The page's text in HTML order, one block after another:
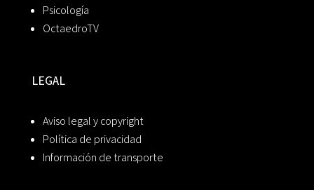
Psicología
OctaedroTV
LEGAL
Aviso legal y copyright
Política de privacidad
Información de transporte